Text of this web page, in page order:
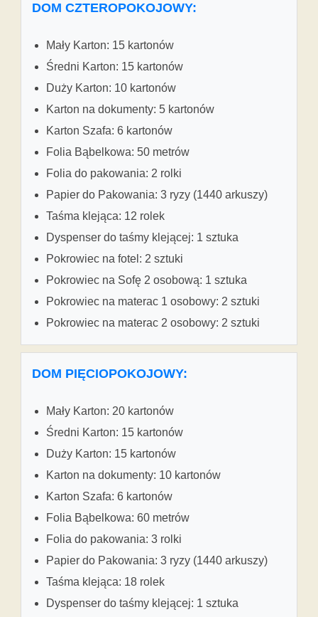
DOM CZTEROPOKOJOWY:
Mały Karton: 15 kartonów
Średni Karton: 15 kartonów
Duży Karton: 10 kartonów
Karton na dokumenty: 5 kartonów
Karton Szafa: 6 kartonów
Folia Bąbelkowa: 50 metrów
Folia do pakowania: 2 rolki
Papier do Pakowania: 3 ryzy (1440 arkuszy)
Taśma klejąca: 12 rolek
Dyspenser do taśmy klejącej: 1 sztuka
Pokrowiec na fotel: 2 sztuki
Pokrowiec na Sofę 2 osobową: 1 sztuka
Pokrowiec na materac 1 osobowy: 2 sztuki
Pokrowiec na materac 2 osobowy: 2 sztuki
DOM PIĘCIOPOKOJOWY:
Mały Karton: 20 kartonów
Średni Karton: 15 kartonów
Duży Karton: 15 kartonów
Karton na dokumenty: 10 kartonów
Karton Szafa: 6 kartonów
Folia Bąbelkowa: 60 metrów
Folia do pakowania: 3 rolki
Papier do Pakowania: 3 ryzy (1440 arkuszy)
Taśma klejąca: 18 rolek
Dyspenser do taśmy klejącej: 1 sztuka